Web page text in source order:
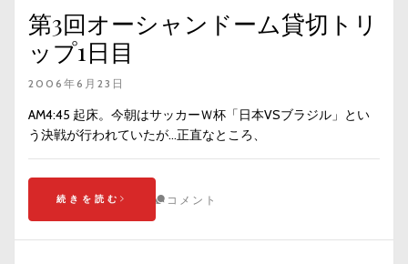
第3回オーシャンドーム貸切トリ
ップ1日目
2006年6月23日
AM4:45 起床。今朝はサッカーＷ杯「日本VSブラジル」とい
う決戦が行われていたが…正直なところ、
続きを読む コメント